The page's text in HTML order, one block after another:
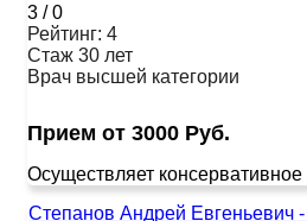
3 /0
Рейтинг: 4
Стаж 30 лет
Врач высшей категории
Прием от 3000 Руб.
Осуществляет
Степанов Андрей Евгеньевич -